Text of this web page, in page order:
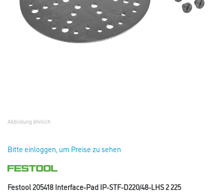
Abbildung ähnlich
Bitte einloggen, um Preise zu sehen
Festool 205418 Interface-Pad IP-STF-D220/48-LHS 2 225